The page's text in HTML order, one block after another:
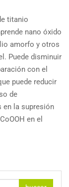
titanio
nano óxido
amorfo y otros
Puede disminuir
con el
puede reducir
de
en la supresión
en el